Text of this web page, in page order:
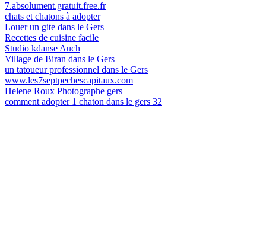
7.absolument.gratuit.free.fr
chats et chatons à adopter
Louer un gite dans le Gers
Recettes de cuisine facile
Studio kdanse Auch
Village de Biran dans le Gers
un tatoueur professionnel dans le Gers
www.les7septpechescapitaux.com
Helene Roux Photographe gers
comment adopter 1 chaton dans le gers 32